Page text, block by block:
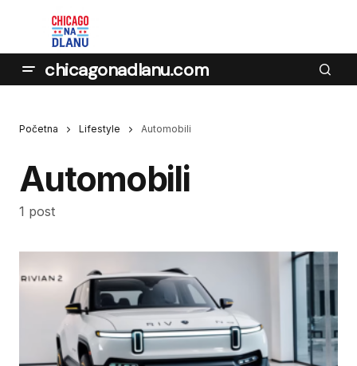
chicagonadlanu.com
Početna Lifestyle Automobili
Automobili
1 post